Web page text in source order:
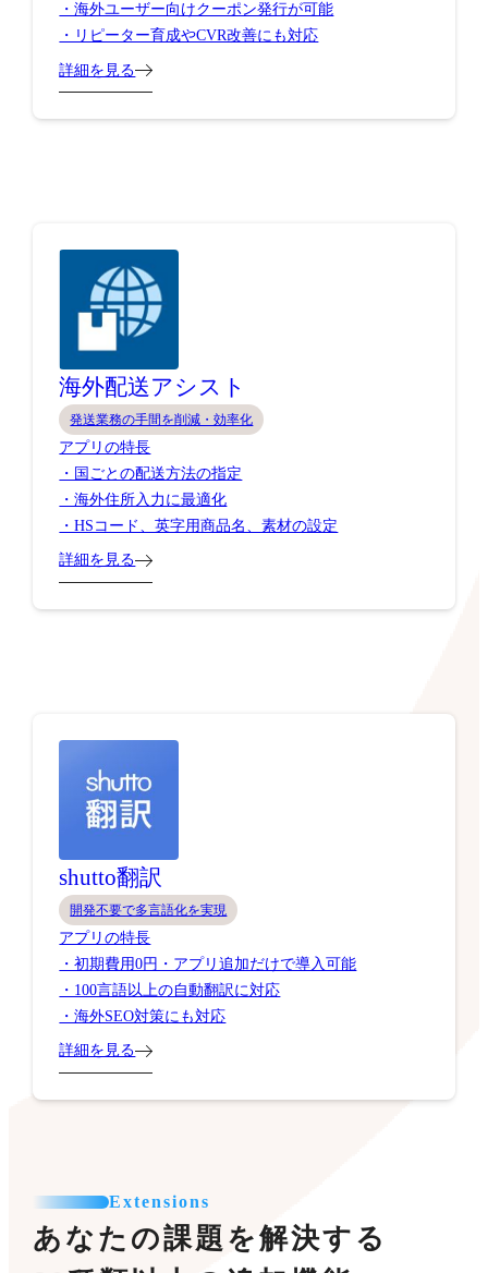
・海外ユーザー向けクーポン発行が可能
・リピーター育成やCVR改善にも対応
詳細を見る
海外配送アシスト
発送業務の手間を削減・効率化
アプリの特長
・国ごとの配送方法の指定
・海外住所入力に最適化
・HSコード、英字用商品名、素材の設定
詳細を見る
shutto翻訳
開発不要で多言語化を実現
アプリの特長
・初期費用0円・アプリ追加だけで導入可能
・100言語以上の自動翻訳に対応
・海外SEO対策にも対応
詳細を見る
Extensions
あなたの課題を解決する